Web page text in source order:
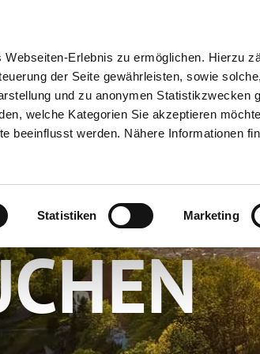
Erlebnis zu ermöglichen. Hierzu
der Seite gewährleisten, sowie
und zu anonymen Statistikzwecken
welche Kategorien Sie akzeptieren
beeinflusst werden. Nähere Informationen
Statistiken Marketing